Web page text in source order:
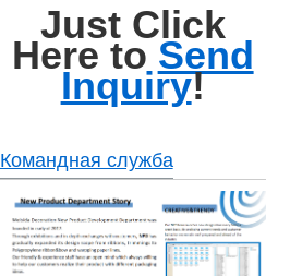
Just Click
Here to Send
Inquiry!
Командная служба